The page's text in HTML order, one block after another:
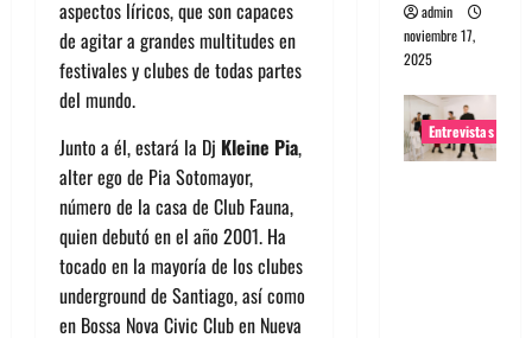
aspectos líricos, que son capaces
de agitar a grandes multitudes en
festivales y clubes de todas partes
del mundo.
Junto a él, estará la Dj Kleine Pia,
alter ego de Pia Sotomayor,
número de la casa de Club Fauna,
quien debutó en el año 2001. Ha
tocado en la mayoría de los clubes
underground de Santiago, así como
en Bossa Nova Civic Club en Nueva
admin
noviembre 17,
2025
Entrevistas